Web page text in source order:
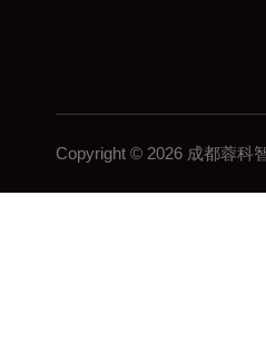
Copyright © 2026 成都蓉